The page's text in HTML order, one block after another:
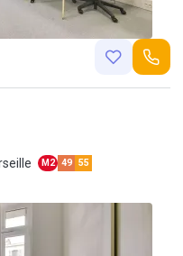
Marseille
M2 49 55